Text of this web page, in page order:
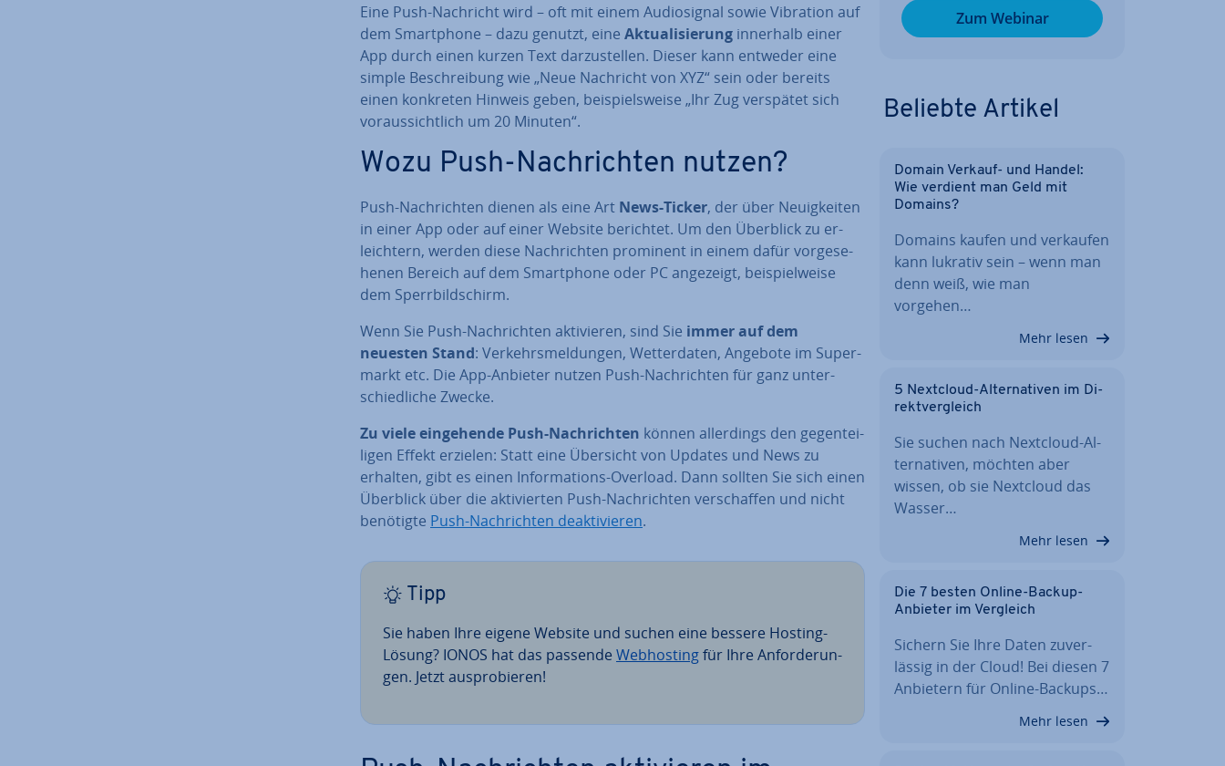
Eine Push-Nachricht wird – oft mit einem Au­dio­si­gnal sowie Vibration auf
dem Smart­phone – dazu genutzt, eine Ak­tua­li­sie­rung innerhalb einer
App durch einen kurzen Text dar­zu­stel­len. Dieser kann entweder eine
simple Be­schrei­bung wie „Neue Nachricht von XYZ“ sein oder bereits
einen konkreten Hinweis geben, bei­spiels­wei­se „Ihr Zug verspätet sich
vor­aus­sicht­lich um 20 Minuten“.
Wozu Push-Nach­rich­ten nutzen?
Push-Nach­rich­ten dienen als eine Art News-Ticker, der über Neu­ig­kei­ten
in einer App oder auf einer Website berichtet. Um den Überblick zu er­
leich­tern, werden diese Nach­rich­ten prominent in einem dafür vor­ge­se­
he­nen Bereich auf dem Smart­phone oder PC angezeigt, bei­spiel­wei­se
dem Sperr­bild­schirm.
Wenn Sie Push-Nach­rich­ten ak­ti­vie­ren, sind Sie immer auf dem
neuesten Stand: Ver­kehrs­mel­dun­gen, Wet­ter­da­ten, Angebote im Su­per­
markt etc. Die App-Anbieter nutzen Push-Nach­rich­ten für ganz un­ter­
schied­li­che Zwecke.
Zu viele ein­ge­hen­de Push-Nach­rich­ten können al­ler­dings den ge­gen­tei­
li­gen Effekt erzielen: Statt eine Übersicht von Updates und News zu
erhalten, gibt es einen In­for­ma­ti­ons-Overload. Dann sollten Sie sich einen
Überblick über die ak­ti­vier­ten Push-Nach­rich­ten ver­schaf­fen und nicht
benötigte Push-Nach­rich­ten de­ak­ti­vie­ren.
Tipp
Sie haben Ihre eigene Website und suchen eine bessere Hosting-
Lösung? IONOS hat das passende Web­hos­tingfür Ihre An­for­de­run­
gen. Jetzt aus­pro­bie­ren!
Zum Webinar
Beliebte Artikel
Domain Verkauf- und Handel:
Wie verdient man Geld mit
Domains?
Domains kaufen und verkaufen
kann lukrativ sein – wenn man
denn weiß, wie man
vorgehen…
Mehr lesen
5 Nextcloud-Al­ter­na­ti­ven im Di­
rekt­ver­gleich
Sie suchen nach Nextcloud-Al­
ter­na­ti­ven, möchten aber
wissen, ob sie Nextcloud das
Wasser…
Mehr lesen
Die 7 besten Online-Backup-
Anbieter im Vergleich
Sichern Sie Ihre Daten zu­ver­
läs­sig in der Cloud! Bei diesen 7
Anbietern für Online-Backups…
Mehr lesen